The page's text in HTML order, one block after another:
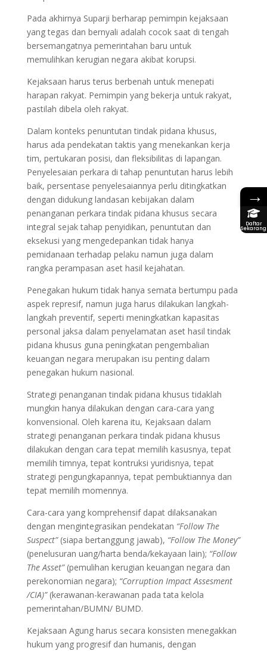
Pada akhirnya Suparji berharap pemimpin kejaksaan
yang tegas dan bernyali adalah cocok saat di tengah
bersemangatnya pemerintahan baru untuk
memulihkan kerugian negara akibat korupsi.
Kejaksaan harus terus berbenah untuk menepati
harapan rakyat. Pemimpin yang bekerja untuk rakyat,
pastilah dibela oleh rakyat.
Dalam konteks penuntutan tindak pidana khusus,
harus ada pendekatan taktis yang menekankan kerja
tim, pertukaran posisi, dan fleksibilitas di lapangan.
Penyelesaian perkara di tahap penuntutan harus lebih
baik, persentase penyelesaiannya perlu ditingkatkan
dengan didukung landasan kebijakan dalam
penanganan perkara tindak pidana khusus secara
integral sejak tahap penyidikan, penuntutan dan
eksekusi yang mengedepankan tidak hanya
pemidanaan terhadap pelaku namun juga dalam
rangka perampasan aset hasil kejahatan.
Penegakan hukum tidak hanya semata bertumpu pada
aspek represif, namun juga harus dilakukan langkah-
langkah preventif, seperti meningkatkan kapasitas
personal jaksa dalam penyelamatan aset hasil tindak
pidana khusus guna peningkatan pengembalian
keuangan negara merupakan isu penting dalam
penegakan hukum nasional.
Strategi penanganan tindak pidana khusus tidaklah
mungkin hanya dilakukan dengan cara-cara yang
konvensional. Oleh karena itu, Kejaksaan dalam
strategi penanganan perkara tindak pidana khusus
dilakukan dengan cara tepat memilih kasusnya, tepat
memilih timnya, tepat kontruksi yuridisnya, tepat
strategi pengungkapannya, tepat pembuktiannya dan
tepat memilih momennya.
Cara-cara yang komprehensif dapat dilaksanakan
dengan mengintegrasikan pendekatan “Follow The
Suspect”(siapa bertanggung jawab), “Follow The Money”
(penelusuran uang/harta benda/kekayaan lain); “Follow
The Asset”(pemulihan kerugian keuangan negara dan
perekonomian negara); “Corruption Impact Assesment
/CIA)”(kerawanan-kerawanan pada tata kelola
pemerintahan/BUMN/ BUMD.
Kejaksaan Agung harus secara konsisten menegakkan
hukum yang progresif dan humanis, dengan
→
Daftar
Sekarang